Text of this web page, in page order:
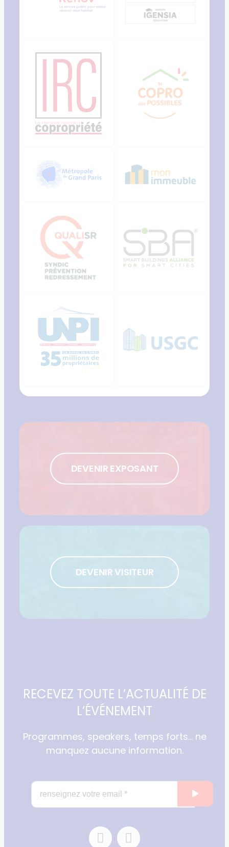
DEVENIR EXPOSANT
DEVENIR VISITEUR
RECEVEZ TOUTE L’ACTUALITÉ DE
L’ÉVÉNEMENT
Programmes, speakers, temps forts… ne
manquez aucune information.